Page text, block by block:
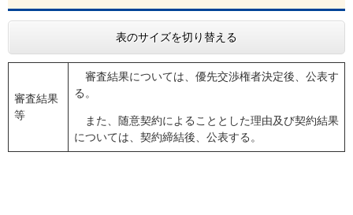
表のサイズを切り替える
審査結果
等
審査結果については、優先交渉権者決定後、公表す
る。
また、随意契約によることとした理由及び契約結果
については、契約締結後、公表する。